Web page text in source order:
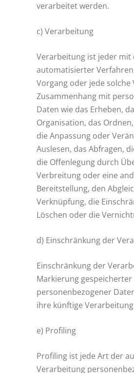
verarbeitet werden.
c) Verarbeitung
Verarbeitung ist jeder mit
automatisierter
Vorgang oder jede solche
Zusammenhang mit
Daten wie das Erheben,
Organisation, das
die Anpassung oder
Auslesen, das Abfragen,
die Offenlegung durch
Verbreitung oder eine
Bereitstellung, den
Verknüpfung, die
Löschen oder die
d) Einschränkung der
Einschränkung der
Markierung gespeicherter
personenbezogener
ihre künftige
e) Profiling
Profiling ist jede Art der
Verarbeitung